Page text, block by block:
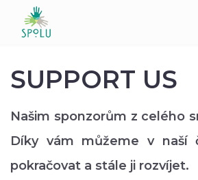
DONATE
PLACES
SUPPORT US
Našim sponzorům z celého
Díky vám můžeme v naší
pokračovat a stále ji rozvíjet.